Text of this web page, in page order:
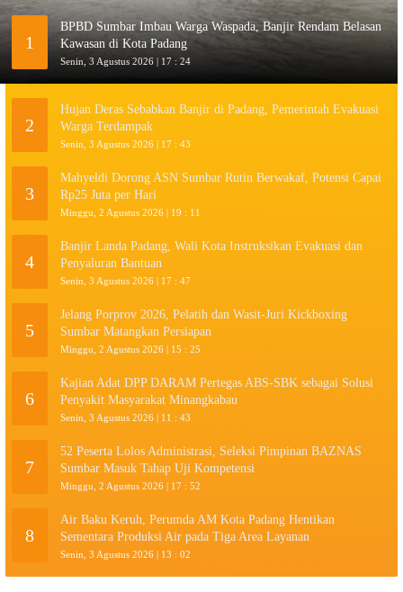
1
BPBD Sumbar Imbau Warga Waspada, Banjir Rendam Belasan
Kawasan di Kota Padang
Senin, 3 Agustus 2026 | 17 : 24
2
Hujan Deras Sebabkan Banjir di Padang, Pemerintah Evakuasi
Warga Terdampak
Senin, 3 Agustus 2026 | 17 : 43
3
Mahyeldi Dorong ASN Sumbar Rutin Berwakaf, Potensi Capai
Rp25 Juta per Hari
Minggu, 2 Agustus 2026 | 19 : 11
4
Banjir Landa Padang, Wali Kota Instruksikan Evakuasi dan
Penyaluran Bantuan
Senin, 3 Agustus 2026 | 17 : 47
5
Jelang Porprov 2026, Pelatih dan Wasit-Juri Kickboxing
Sumbar Matangkan Persiapan
Minggu, 2 Agustus 2026 | 15 : 25
6
Kajian Adat DPP DARAM Pertegas ABS-SBK sebagai Solusi
Penyakit Masyarakat Minangkabau
Senin, 3 Agustus 2026 | 11 : 43
7
52 Peserta Lolos Administrasi, Seleksi Pimpinan BAZNAS
Sumbar Masuk Tahap Uji Kompetensi
Minggu, 2 Agustus 2026 | 17 : 52
8
Air Baku Keruh, Perumda AM Kota Padang Hentikan
Sementara Produksi Air pada Tiga Area Layanan
Senin, 3 Agustus 2026 | 13 : 02